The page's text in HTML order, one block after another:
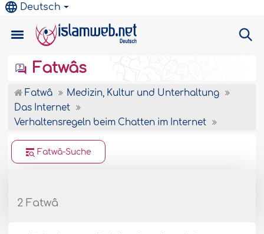
Deutsch
Fatwâs
Fatwâ
Medizin, Kultur und Unterhaltung
Das Internet
Verhaltensregeln beim Chatten im Internet
Fatwâ-Suche
2 Fatwâ